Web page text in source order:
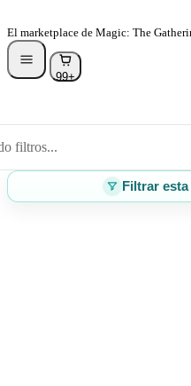
El marketplace de Magic: The
99+
filtros...
Filtrar